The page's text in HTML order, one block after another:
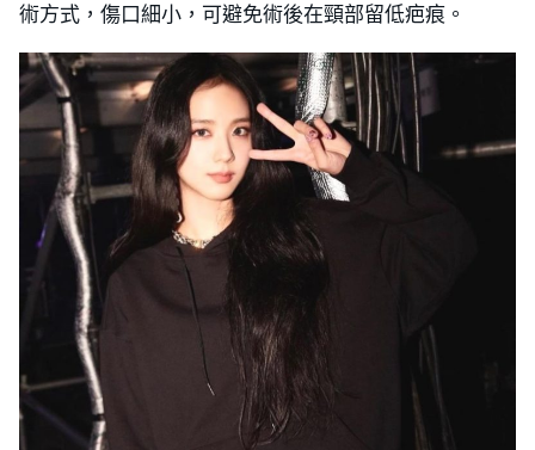
術方式，傷口細小，可避免術後在頸部留低疤痕。